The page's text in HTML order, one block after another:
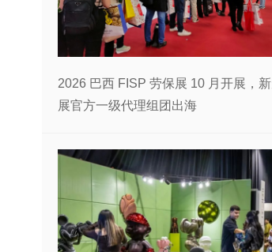
2026 巴西 FISP 劳保展 10 月开展，
展官方一级代理组团出海